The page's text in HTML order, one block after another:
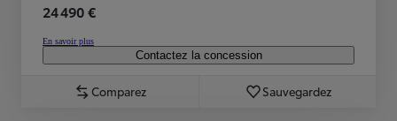
24 490 €
En savoir plus
Contactez la concession
Comparez Sauvegardez